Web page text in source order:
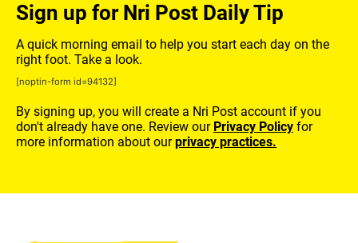
Sign up for Nri Post Daily Tip
A quick morning email to help you start each day on the
right foot. Take a look.
[noptin-form id=94132]
By signing up, you will create a Nri Post account if you
don't already have one. Review our Privacy Policy for
more information about ourprivacy practices.